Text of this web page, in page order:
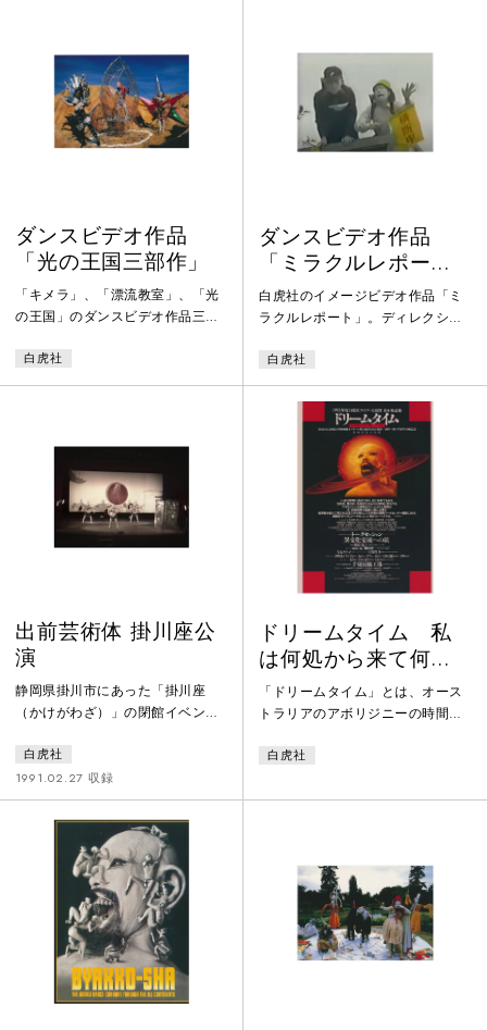
品として独立はしていないが、出
前芸術体の定番演目で、他の作品
に取り入れられている動きも多
い。横尾忠則は白虎社との交流が
深く、関西方面来訪時にはきまっ
ションした。白虎社は舞踏フェス
ティバル'85での公演を10日後に控
えており、上演作品『ひばりと寝
ジャカ』の動きの多くを違う衣装
や音楽でショー的にコラー
ダンスビデオ作品
「光の王国三部作」
「キメラ」、「漂流教室」、「光
の王国」のダンスビデオ作品三部
ルンのフェスティバルに参加、公
演終了後にアボリジニーの聖地と
レにてグランプリ・ファンドを受
白虎社
ダンスビデオ作品
「ミラクルレポー
ト」
白虎社のイメージビデオ作品「ミ
ラクルレポート」。ディレクショ
邱世原（きゅうせいげん）。「グ
ルメ狂時代」、「ギガー」、「ア
リス」、「チャイナタウン」の4部
作で、1986年の台湾ツアーの際に
撮影された。
白虎社
出前芸術体 掛川座公
演
静岡県掛川市にあった「掛川座
（かけがわざ）」の閉館イベント
で、白虎社の出前芸術体が上演し
た「ニュー逢魔が時ー掛川座封印
によせてー」の記録。掛川座は明
治42年に建てられた回り舞台も備
えた本格的な芝居小屋で、戦後に
は映画も上映した。村松友視の講
演や『掛川座: ぼくのシネマパラ
ダイス』の著書もある土屋智宏の
詩の朗読など様々なプログラムの
最後に白虎社が登場、女性舞踏手
は花火、
白虎社
1991.02.27 収録
ドリームタイム 私
は何処から来て何処
へ行くのか
「ドリームタイム」とは、オース
トラリアのアボリジニーの時間感
存在する神話的時間の流れ。この
へ行くのか"という視点の元に＜宇
ものをテーマに、古代的なもの、
現代的なもの、未来的なものの時
間が層を成して流れている様を多
様な作品群の集合体として実験的
ライブスタイルで上演した。
白虎社